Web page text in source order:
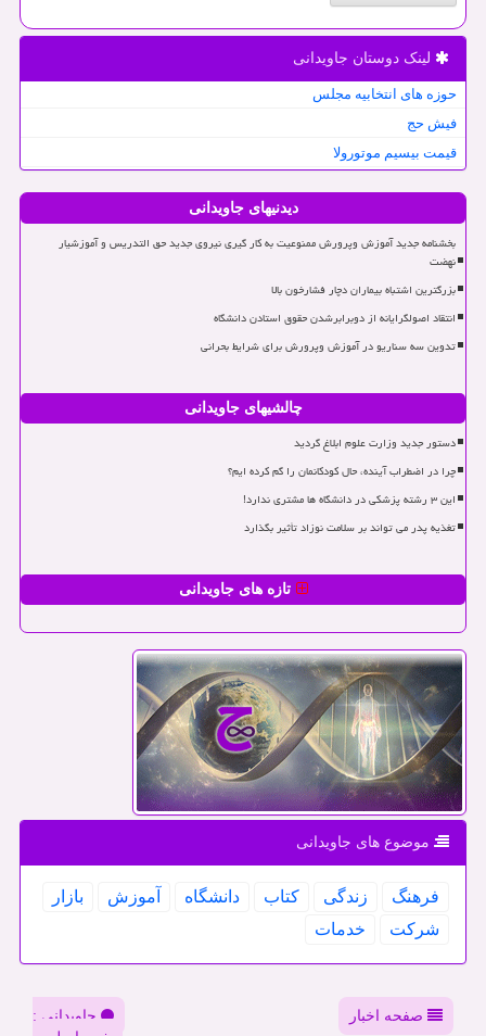
لینک دوستان جاویدانی
حوزه های انتخابیه مجلس
فیش حج
قیمت بیسیم موتورولا
دیدنیهای جاویدانی
بخشنامه جدید آموزش وپرورش ممنوعیت به کار گیری نیروی جدید حق التدریس و آموزشیار
نهضت
بزرگترین اشتباه بیماران دچار فشارخون بالا
انتقاد اصولگرایانه از دوبرابرشدن حقوق استادن دانشگاه
تدوین سه سناریو در آموزش وپرورش برای شرایط بحرانی
چالشیهای جاویدانی
دستور جدید وزارت علوم ابلاغ گردید
چرا در اضطراب آینده، حال کودکانمان را گم کرده ایم؟
این ۳ رشته پزشکی در دانشگاه ها مشتری ندارد!
تغذیه پدر می تواند بر سلامت نوزاد تأثیر بگذارد
تازه های جاویدانی
موضوع های جاویدانی
فرهنگ زندگی كتاب دانشگاه آموزش
بازار
شركت
خدمات
صفحه اخبار
جاویدانی :